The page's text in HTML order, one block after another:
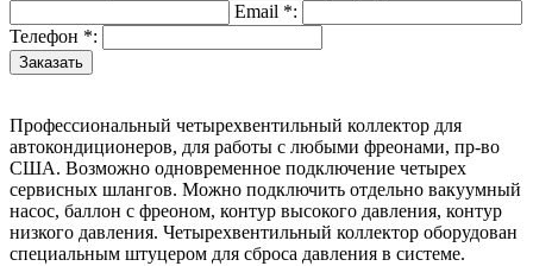
Email *:
Телефон *:
Профессиональный четырехвентильный коллектор для
автокондиционеров, для работы с любыми фреонами, пр-во
США. Возможно одновременное подключение четырех
сервисных шлангов. Можно подключить отдельно вакуумный
насос, баллон с фреоном, контур высокого давления, контур
низкого давления. Четырехвентильный коллектор оборудован
специальным штуцером для сброса давления в системе.